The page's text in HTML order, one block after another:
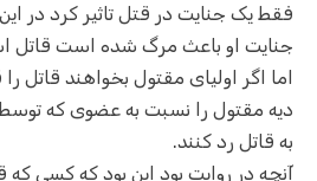
فقط یک جنایت در قتل تاثیر کرد در
جنایت او باعث مرگ شده است قاتل
اما اگر اولیای مقتول بخواهند قاتل
دیه مقتول را نسبت به عضوی که
به قاتل رد کنند.
آنچه در روایت بود این بود که کسی